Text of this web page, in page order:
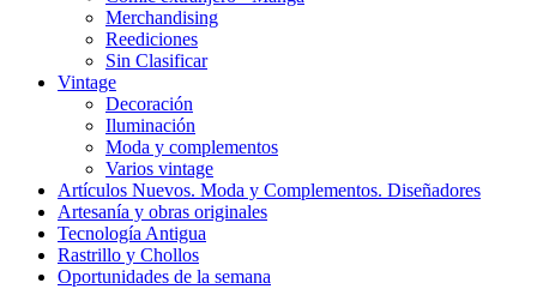
Merchandising
Reediciones
Sin Clasificar
Vintage
Decoración
Iluminación
Moda y complementos
Varios vintage
Artículos Nuevos. Moda y Complementos. Diseñadores
Artesanía y obras originales
Tecnología Antigua
Rastrillo y Chollos
Oportunidades de la semana